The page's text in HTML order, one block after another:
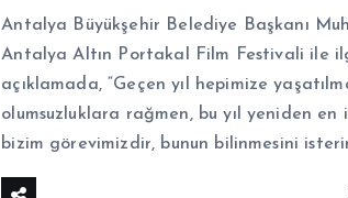
Antalya Büyükşehir Belediye Başkanı
Antalya Altın Portakal Film Festivali ile
açıklamada, “Geçen yıl hepimize
olumsuzluklara rağmen, bu yıl yeniden en
bizim görevimizdir, bunun bilinmesini